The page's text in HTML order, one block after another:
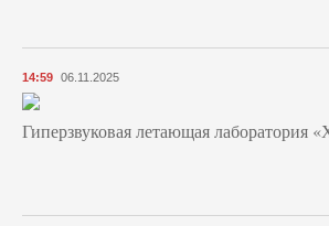
14:59 06.11.2025
Гиперзвуковая летающая лаборатория